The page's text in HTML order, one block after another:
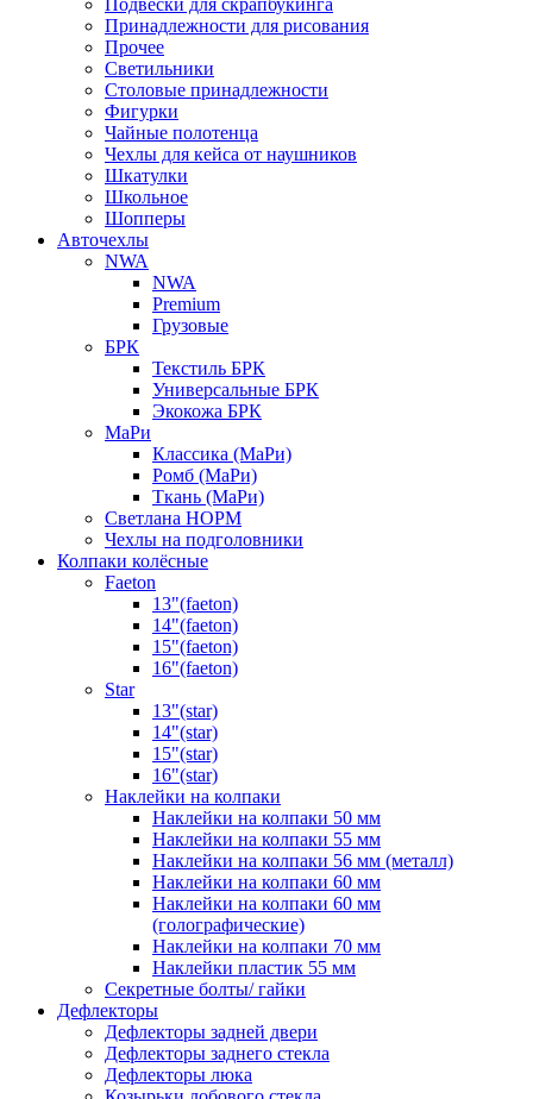
Подвески для скрапбукинга
Принадлежности для рисования
Прочее
Светильники
Столовые принадлежности
Фигурки
Чайные полотенца
Чехлы для кейса от наушников
Шкатулки
Школьное
Шопперы
Авточехлы
NWA
NWA
Premium
Грузовые
БРК
Текстиль БРК
Универсальные БРК
Экокожа БРК
МаРи
Классика (МаРи)
Ромб (МаРи)
Ткань (МаРи)
Светлана НОРМ
Чехлы на подголовники
Колпаки колёсные
Faeton
13"(faeton)
14"(faeton)
15"(faeton)
16"(faeton)
Star
13"(star)
14"(star)
15"(star)
16"(star)
Наклейки на колпаки
Наклейки на колпаки 50 мм
Наклейки на колпаки 55 мм
Наклейки на колпаки 56 мм (металл)
Наклейки на колпаки 60 мм
Наклейки на колпаки 60 мм
(голографические)
Наклейки на колпаки 70 мм
Наклейки пластик 55 мм
Секретные болты/ гайки
Дефлекторы
Дефлекторы задней двери
Дефлекторы заднего стекла
Дефлекторы люка